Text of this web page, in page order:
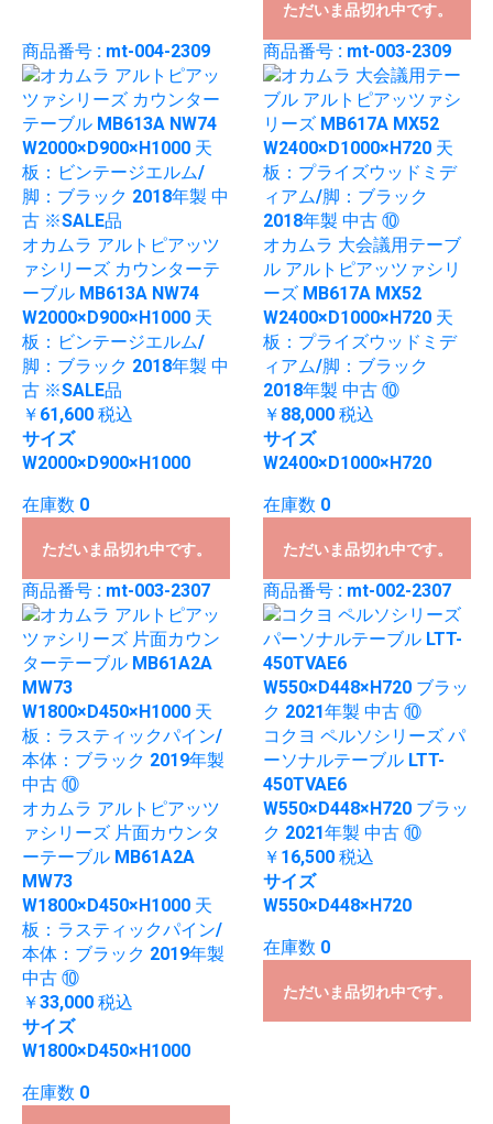
ただいま品切れ中です。
商品番号 : mt-004-2309
オカムラ アルトピアッツ
ァシリーズ カウンターテ
ーブル MB613A NW74
W2000×D900×H1000 天
板：ビンテージエルム/
脚：ブラック 2018年製 中
古 ※SALE品
￥61,600 税込
サイズ
W2000×D900×H1000
在庫数 0
ただいま品切れ中です。
商品番号 : mt-003-2309
オカムラ 大会議用テーブ
ル アルトピアッツァシリ
ーズ MB617A MX52
W2400×D1000×H720 天
板：プライズウッドミデ
ィアム/脚：ブラック
2018年製 中古 ⑩
￥88,000 税込
サイズ
W2400×D1000×H720
在庫数 0
ただいま品切れ中です。
商品番号 : mt-003-2307
オカムラ アルトピアッツ
ァシリーズ 片面カウンタ
ーテーブル MB61A2A
MW73
W1800×D450×H1000 天
板：ラスティックパイン/
本体：ブラック 2019年製
中古 ⑩
￥33,000 税込
サイズ
W1800×D450×H1000
在庫数 0
商品番号 : mt-002-2307
コクヨ ペルソシリーズ パ
ーソナルテーブル LTT-
450TVAE6
W550×D448×H720 ブラッ
ク 2021年製 中古 ⑩
￥16,500 税込
サイズ
W550×D448×H720
在庫数 0
ただいま品切れ中です。